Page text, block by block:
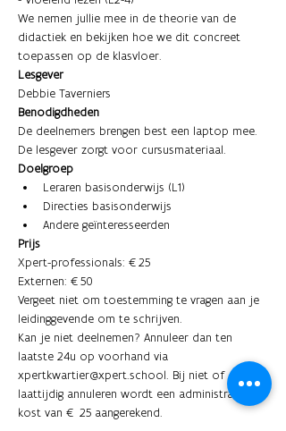
We nemen jullie mee in de theorie van de
didactiek en bekijken hoe we dit concreet
toepassen op de klasvloer.
Lesgever
Debbie Taverniers
Benodigdheden
De deelnemers brengen best een laptop mee.
De lesgever zorgt voor cursusmateriaal.
Doelgroep
Leraren basisonderwijs (L1)
Directies basisonderwijs
Andere geïnteresseerden
Prijs
Xpert-professionals: €25
Externen: €50
Vergeet niet om toestemming te vragen aan je
leidinggevende om te schrijven.
Kan je niet deelnemen? Annuleer dan ten
laatste 24u op voorhand via
xpertkwartier@xpert.school. Bij niet of
laattijdig annuleren wordt een administratieve
kost van € 25 aangerekend.